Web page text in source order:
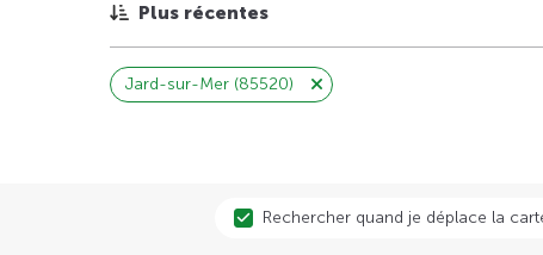
Plus récentes
Jard-sur-Mer (85520)
Rechercher quand je déplace la